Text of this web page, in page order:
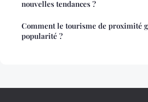
nouvelles tendances ?
Comment le tourisme de proximité
popularité ?